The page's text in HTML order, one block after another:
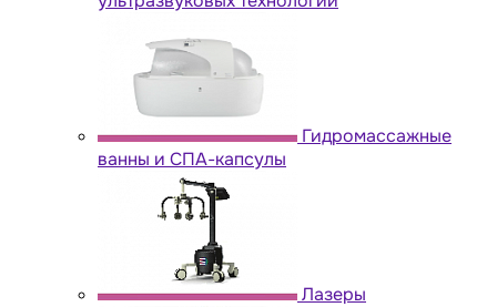
Гидромассажные
ванны и СПА-капсулы
Лазеры